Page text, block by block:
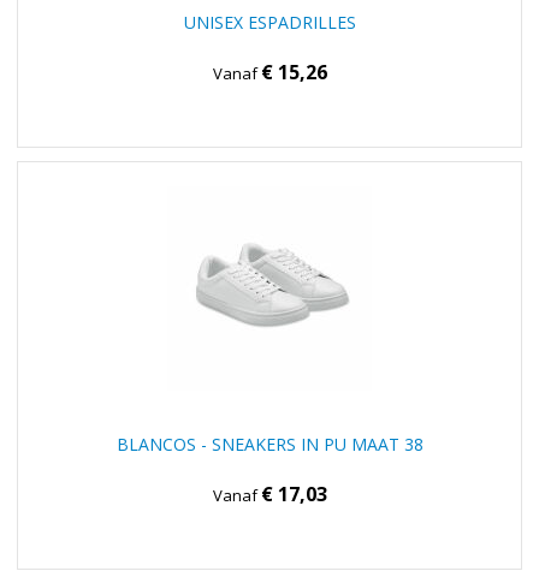
UNISEX ESPADRILLES
Vanaf€ 15,26
BLANCOS - SNEAKERS IN PU MAAT 38
Vanaf€ 17,03